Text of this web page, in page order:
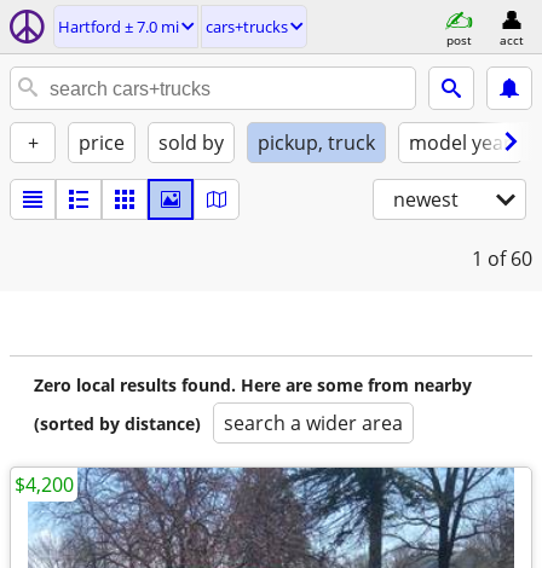
Hartford ± 7.0 mi cars+trucks
post acct
+ price sold by pickup, truck model year
newest
1 of 60
Zero local results found. Here are some from nearby
(sorted by distance)
search a wider area
$4,200